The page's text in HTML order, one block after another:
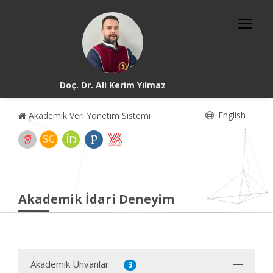
Doç. Dr. Ali Kerim Yılmaz
Akademik Veri Yönetim Sistemi English
Akademik İdari Deneyim
Akademik Ünvanlar 3